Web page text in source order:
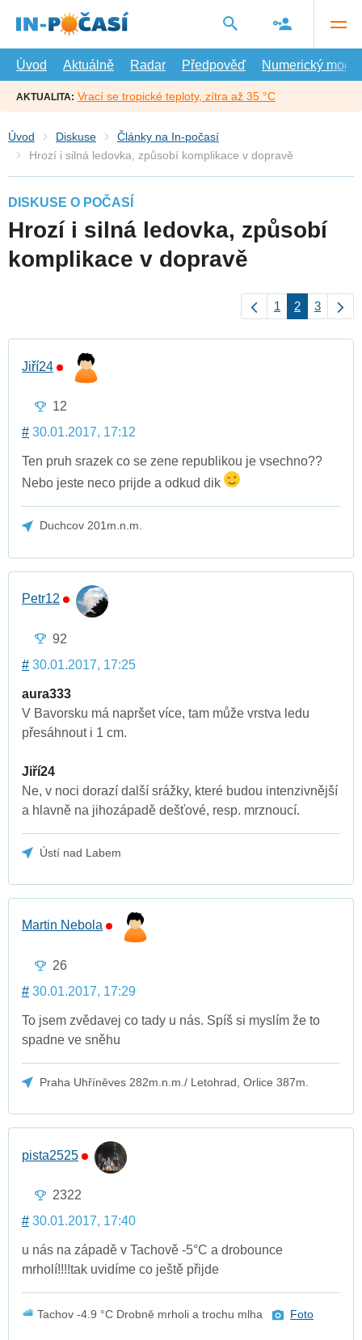
hlavní
Úvod
Aktuálně Radar Předpověď Numerický model
AKTUALITA: Vrací se tropické teploty, zítra až 35 °C
Úvod Diskuse
Články na In-počasí
Hrozí i silná ledovka, způsobí komplikace v dopravě
DISKUSE O POČASÍ
Hrozí i silná ledovka, způsobí
komplikace v dopravě
1 2 3
Jiří24
12
# 30.01.2017, 17:12
Ten pruh srazek co se zene republikou je vsechno??
Nebo jeste neco prijde a odkud dik
Duchcov 201m.n.m.
Petr12
92
# 30.01.2017, 17:25
aura333
V Bavorsku má napršet více, tam může vrstva ledu
přesáhnout i 1 cm.
Jiří24
Ne, v noci dorazí další srážky, které budou intenzivnější
a hlavně na jihozápadě dešťové, resp. mrznoucí.
Ústí nad Labem
Martin Nebola
26
# 30.01.2017, 17:29
To jsem zvědavej co tady u nás. Spíš si myslím že to
spadne ve sněhu
Praha Uhříněves 282m.n.m./ Letohrad, Orlice 387m.
pista2525
2322
# 30.01.2017, 17:40
u nás na západě v Tachově -5°C a drobounce
mrholí!!!!tak uvidíme co ještě přijde
Tachov -4.9 °C Drobně mrholi a trochu mlha Foto